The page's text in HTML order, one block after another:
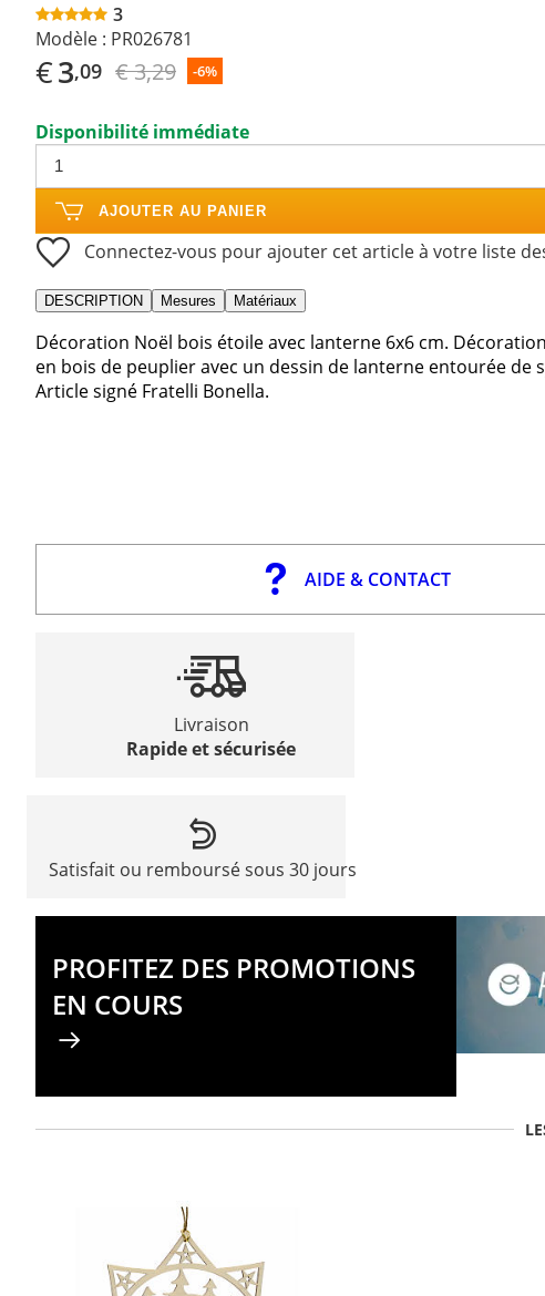
3
Modèle : PR026781
€3,09 € 3,29 -6%
Disponibilité immédiate
AJOUTER AU PANIER
Connectez-vous pour ajouter cet article à votre liste
DESCRIPTION Mesures Matériaux
Décoration Noël bois étoile avec lanterne 6x6 cm.
en bois de peuplier avec un dessin de lanterne entourée de
Article signé Fratelli Bonella.
AIDE & CONTACT
Livraison
Rapide et sécurisée
Satisfait ou remboursé sous 30 jours
PROFITEZ DES PROMOTIONS
EN COURS